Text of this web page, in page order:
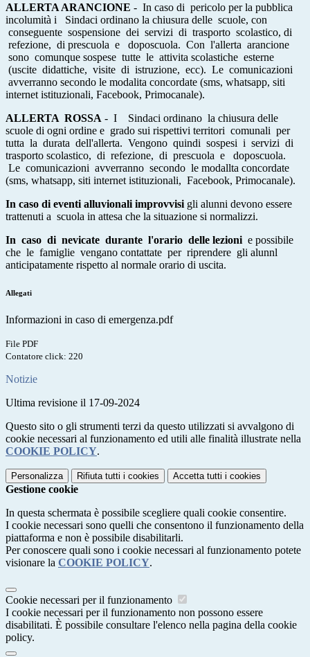
ALLERTA ARANCIONE - In caso di pericolo per la pubblica
incolumità i Sindaci ordinano la chiusura delle scuole, con
conseguente sospensione dei servizi di trasporto scolastico, di
refezione, di prescuola e doposcuola. Con l'allerta arancione
sono comunque sospese tutte le attivita scolastiche esterne
(uscite didattiche, visite di istruzione, ecc). Le comunicazioni
avverranno secondo le modalita concordate (sms, whatsapp, siti
internet istituzionali, Facebook, Primocanale).
ALLERTA ROSSA - I Sindaci ordinano la chiusura delle
scuole di ogni ordine e grado sui rispettivi territori comunali per
tutta la durata dell'allerta. Vengono quindi sospesi i servizi di
trasporto scolastico, di refezione, di prescuola e doposcuola.
Le comunicazioni avverranno secondo le modallta concordate
(sms, whatsapp, siti internet istituzionali, Facebook, Primocanale).
In caso di eventi alluvionali improvvisi gli alunni devono essere
trattenuti a scuola in attesa che la situazione si normalizzi.
In caso di nevicate durante l'orario delle lezioni e possibile
che le famiglie vengano contattate per riprendere gli alunnl
anticipatamente rispetto al normale orario di uscita.
Allegati
Informazioni in caso di emergenza.pdf
File PDF
Contatore click: 220
Notizie
Ultima revisione il 17-09-2024
Questo sito o gli strumenti terzi da questo utilizzati si avvalgono di
cookie necessari al funzionamento ed utili alle finalità illustrate nella
COOKIE POLICY.
Personalizza Rifiuta tutti i cookies Accetta tutti i cookies
Gestione cookie
In questa schermata è possibile scegliere quali cookie consentire.
I cookie necessari sono quelli che consentono il funzionamento della
piattaforma e non è possibile disabilitarli.
Per conoscere quali sono i cookie necessari al funzionamento potete
visionare la COOKIE POLICY.
Cookie necessari per il funzionamento
I cookie necessari per il funzionamento non possono essere
disabilitati. È possibile consultare l'elenco nella pagina della cookie
policy.